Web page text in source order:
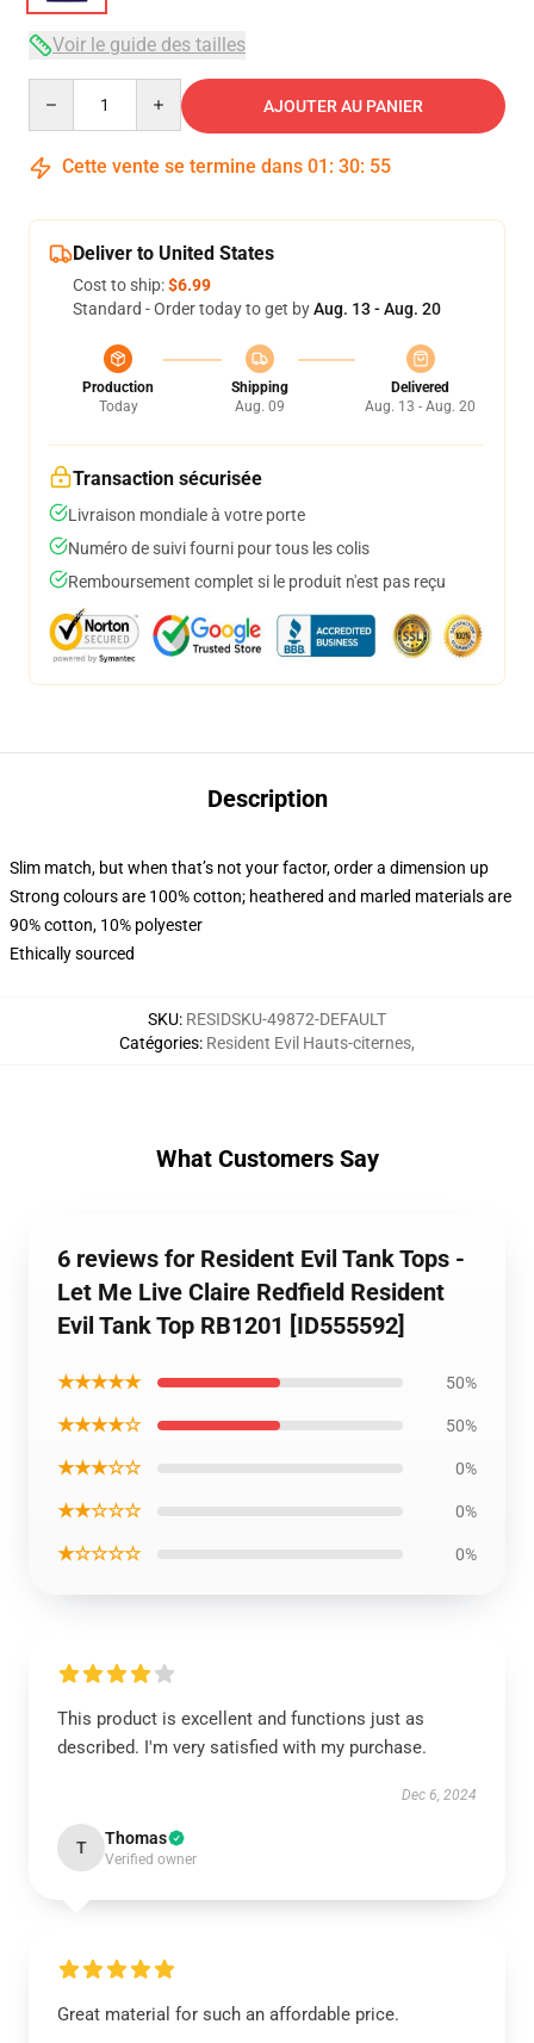
Voir le guide des tailles
AJOUTER AU PANIER
Cette vente se termine dans 01 : 30: 54
Deliver to United States
Cost to ship:$6.99
Standard - Order today to get byAug. 13 - Aug. 20
Production
Today
Shipping
Aug. 09
Delivered
Aug. 13 - Aug. 20
Transaction sécurisée
Livraison mondiale à votre porte
Numéro de suivi fourni pour tous les colis
Remboursement complet si le produit n'est pas reçu
Description
Slim match, but when that’s not your factor, order a dimension up
Strong colours are 100% cotton; heathered and marled materials are
90% cotton, 10% polyester
Ethically sourced
SKU: RESIDSKU-49872-DEFAULT
Catégories: Resident Evil Hauts-citernes,
What Customers Say
6 reviews for Resident Evil Tank Tops -
Let Me Live Claire Redfield Resident
Evil Tank Top RB1201 [ID555592]
★★★★★ 50%
★★★★☆ 50%
★★★☆☆ 0%
★★☆☆☆ 0%
★☆☆☆☆ 0%
This product is excellent and functions just as
described. I'm very satisfied with my purchase.
Dec 6, 2024
T Thomas
Verified owner
Great material for such an affordable price.